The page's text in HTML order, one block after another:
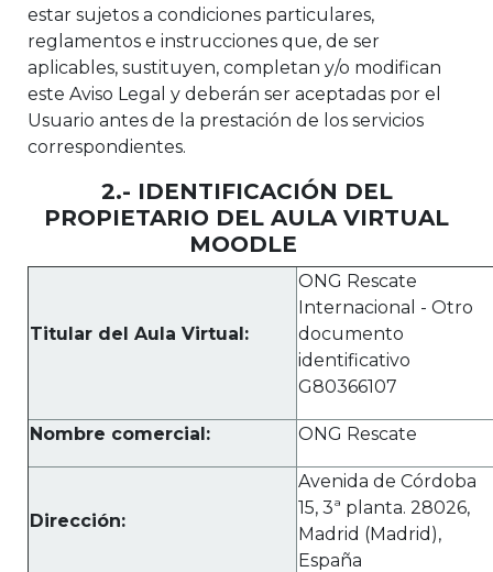
estar sujetos a condiciones particulares,
reglamentos e instrucciones que, de ser
aplicables, sustituyen, completan y/o modifican
este Aviso Legal y deberán ser aceptadas por el
Usuario antes de la prestación de los servicios
correspondientes.
2.- IDENTIFICACIÓN DEL
PROPIETARIO DEL AULA VIRTUAL
MOODLE
Titular del Aula Virtual:
ONG Rescate
Internacional - Otro
documento
identificativo
G80366107
Nombre comercial: ONG Rescate
Dirección:
Avenida de Córdoba
15, 3ª planta. 28026,
Madrid (Madrid),
España